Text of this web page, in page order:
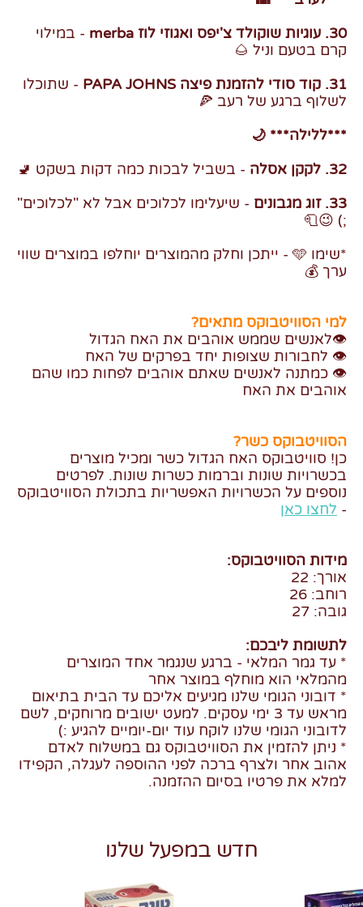
30. עוגיות שוקולד צ'יפס ואגוזי לוז merba
- במילוי
קרם בטעם וניל 🌰
31. קוד סודי להזמנת פיצה PAPA JOHNS
- שתוכלו
לשלוף ברגע של רעב 🍕
***ללילה*** 🌙
32. לקקן אסלה
- בשביל לבכות כמה דקות בשקט 🚽
33. זוג מגבונים
- שיעלימו לכלוכים אבל לא "לכלוכים"
;) 😉🧻
*שימו 🩵 - ייתכן וחלק מהמוצרים יוחלפו במוצרים שווי
ערך 💰
למי הסוויטבוקס מתאים?
👁️לאנשים שממש אוהבים את האח הגדול
👁️ לחבורות שצופות יחד בפרקים של האח
👁️ כמתנה לאנשים שאתם אוהבים לפחות כמו שהם
אוהבים את האח
הסוויטבוקס כשר?
כן! סוויטבוקס האח הגדול כשר ומכיל מוצרים
בכשרויות שונות וברמות כשרות שונות. לפרטים
נוספים על הכשרויות האפשריות בתכולת הסוויטבוקס
- לחצו כאן
מידות הסוויטבוקס:
אורך: 22
רוחב: 26
גובה: 27
לתשומת ליבכם:
* עד גמר המלאי - ברגע שנגמר אחד המוצרים
מהמלאי הוא מוחלף במוצר אחר
* דובוני הגומי שלנו מגיעים אליכם עד הבית בתיאום
מראש עד 3 ימי עסקים. למעט ישובים מרוחקים, לשם
לדובוני הגומי שלנו לוקח עוד יום-יומיים להגיע :)
* ניתן להזמין את הסוויטבוקס גם במשלוח לאדם
אהוב אחר ולצרף ברכה לפני ההוספה לעגלה, הקפידו
למלא את פרטיו בסיום ההזמנה.
חדש במפעל שלנו